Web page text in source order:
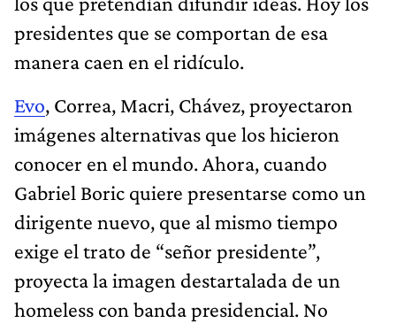
presidentes que se comportan de esa
manera caen en el ridículo.
Evo, Correa, Macri, Chávez, proyectaron
imágenes alternativas que los hicieron
conocer en el mundo. Ahora, cuando
Gabriel Boric quiere presentarse como un
dirigente nuevo, que al mismo tiempo
exige el trato de “señor presidente”,
proyecta la imagen destartalada de un
homeless con banda presidencial. No